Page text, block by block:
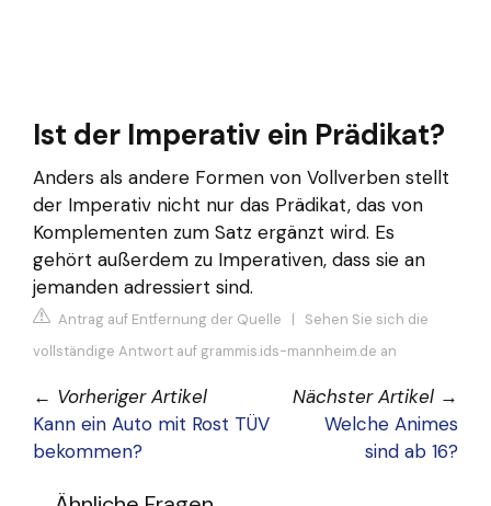
Ist der Imperativ ein Prädikat?
Anders als andere Formen von Vollverben stellt
der Imperativ nicht nur das Prädikat, das von
Komplementen zum Satz ergänzt wird. Es
gehört außerdem zu Imperativen, dass sie an
jemanden adressiert sind.
Antrag auf Entfernung der Quelle | Sehen Sie sich die
vollständige Antwort auf grammis.ids-mannheim.de an
← Vorheriger Artikel
Kann ein Auto mit Rost TÜV
bekommen?
Nächster Artikel →
Welche Animes
sind ab 16?